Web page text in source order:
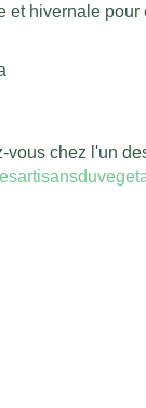
et hivernale
vous chez l'un